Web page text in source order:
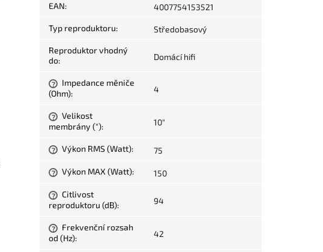
EAN: 4007754153521
Typ reproduktoru: Středobasový
Reproduktor vhodný
do: Domácí hifi
?
Impedance měniče
(Ohm): 4
?
Velikost
membrány ("): 10"
? Výkon RMS (Watt): 75
? Výkon MAX (Watt): 150
?
Citlivost
reproduktoru (dB): 94
?
Frekvenční rozsah
od (Hz): 42